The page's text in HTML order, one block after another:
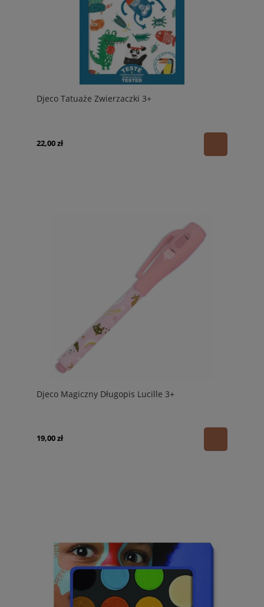
Djeco Tatuaże Zwierzaczki 3+
22,00 zł
Djeco Magiczny Długopis Lucille 3+
19,00 zł